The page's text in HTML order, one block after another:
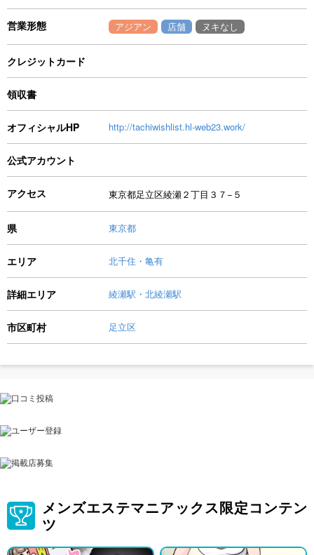
営業形態 アジアン 店舗 ヌキなし
クレジットカード
領収書
オフィシャルHP http://tachiwishlist.hl-web23.work/
公式アカウント
アクセス 東京都足立区綾瀬２丁目３７−５
県 東京都
エリア 北千住・亀有
詳細エリア 綾瀬駅・北綾瀬駅
市区町村 足立区
メンズエステマニアックス限定コンテン
ツ